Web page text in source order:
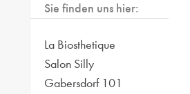
Sie finden uns hier:
La Biosthetique
Salon Silly
Gabersdorf 101